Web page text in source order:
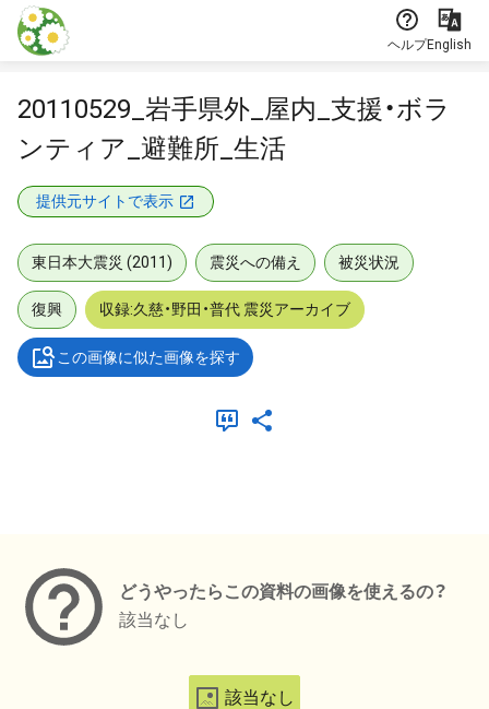
本文に飛ぶ
ヘルプEnglish
20110529_岩手県外_屋内_支援・ボラ
ンティア_避難所_生活
提供元サイトで表示
東日本大震災 (2011) 震災への備え 被災状況
復興 収録:久慈・野田・普代 震災アーカイブ
この画像に似た画像を探す
どうやったらこの資料の画像を使えるの？
該当なし
該当なし